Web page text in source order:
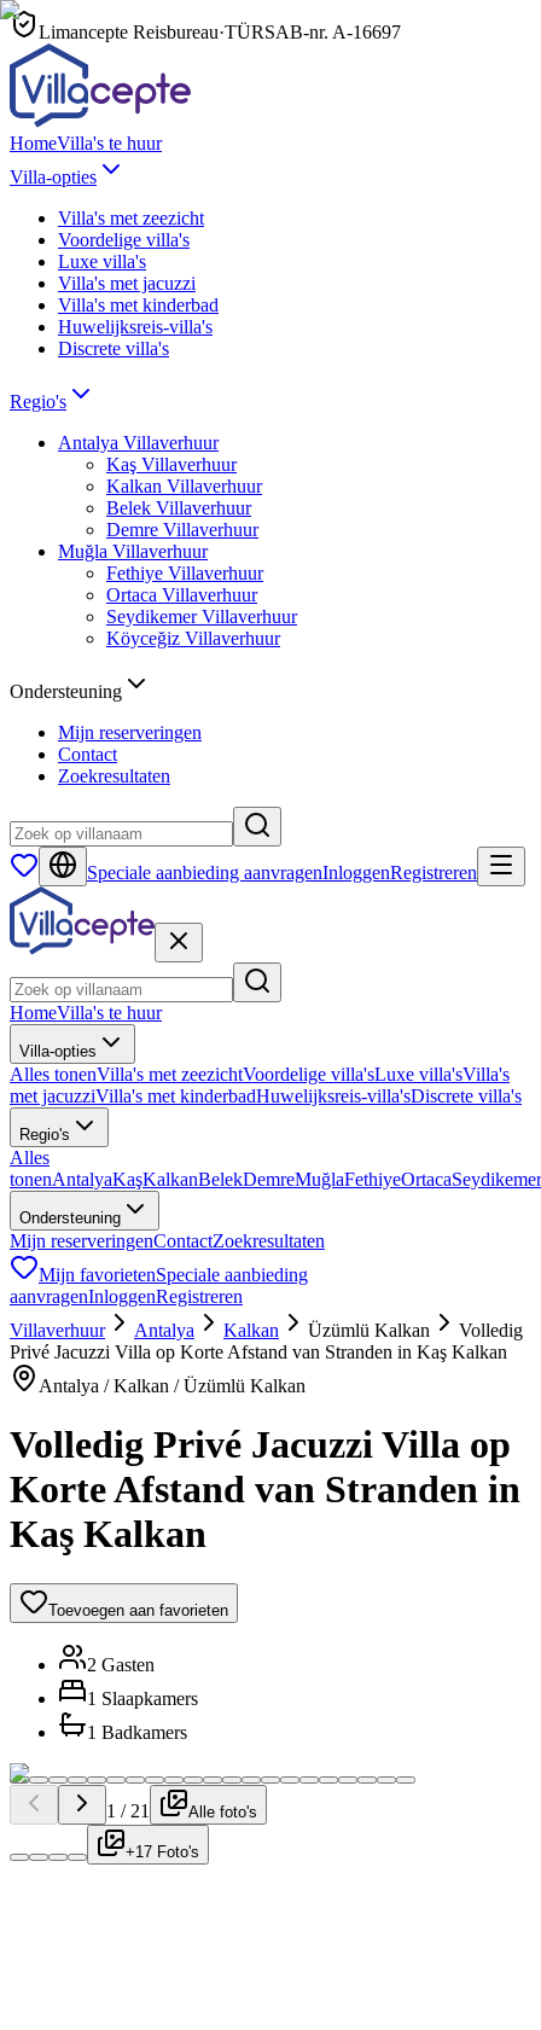
Limancepte Reisbureau·TÜRSAB-nr. A-16697
HomeVilla's te huur
Villa-opties
Villa's met zeezicht
Voordelige villa's
Luxe villa's
Villa's met jacuzzi
Villa's met kinderbad
Huwelijksreis-villa's
Discrete villa's
Regio's
Antalya Villaverhuur
Kaş Villaverhuur
Kalkan Villaverhuur
Belek Villaverhuur
Demre Villaverhuur
Muğla Villaverhuur
Fethiye Villaverhuur
Ortaca Villaverhuur
Seydikemer Villaverhuur
Köyceğiz Villaverhuur
Ondersteuning
Mijn reserveringen
Contact
Zoekresultaten
Speciale aanbieding aanvragenInloggenRegistreren
HomeVilla's te huur
Villa-opties
Alles tonenVilla's met zeezichtVoordelige villa'sLuxe villa'sVilla's
met jacuzziVilla's met kinderbadHuwelijksreis-villa'sDiscrete villa's
Regio's
Alles
tonenAntalyaKaşKalkanBelekDemreMuğlaFethiyeOrtacaSeydikemer
Ondersteuning
Mijn reserveringenContactZoekresultaten
Mijn favorietenSpeciale aanbieding
aanvragenInloggenRegistreren
Villaverhuur
Antalya Kalkan Üzümlü Kalkan
Volledig
Privé Jacuzzi Villa op Korte Afstand van Stranden in Kaş Kalkan
Antalya / Kalkan / Üzümlü Kalkan
Volledig Privé Jacuzzi Villa op
Korte Afstand van Stranden in
Kaş Kalkan
Toevoegen aan favorieten
2 Gasten
1 Slaapkamers
1 Badkamers
1 / 21 Alle foto's
+17 Foto's